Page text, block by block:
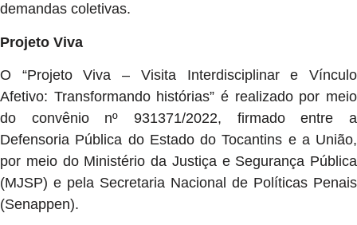
demandas coletivas.
Projeto Viva
O “Projeto Viva – Visita Interdisciplinar e Vínculo
Afetivo: Transformando histórias” é realizado por meio
do convênio nº 931371/2022, firmado entre a
Defensoria Pública do Estado do Tocantins e a União,
por meio do Ministério da Justiça e Segurança Pública
(MJSP) e pela Secretaria Nacional de Políticas Penais
(Senappen).